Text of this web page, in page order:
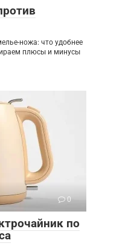
ножа: что удобнее
плюсы и минусы
0
по